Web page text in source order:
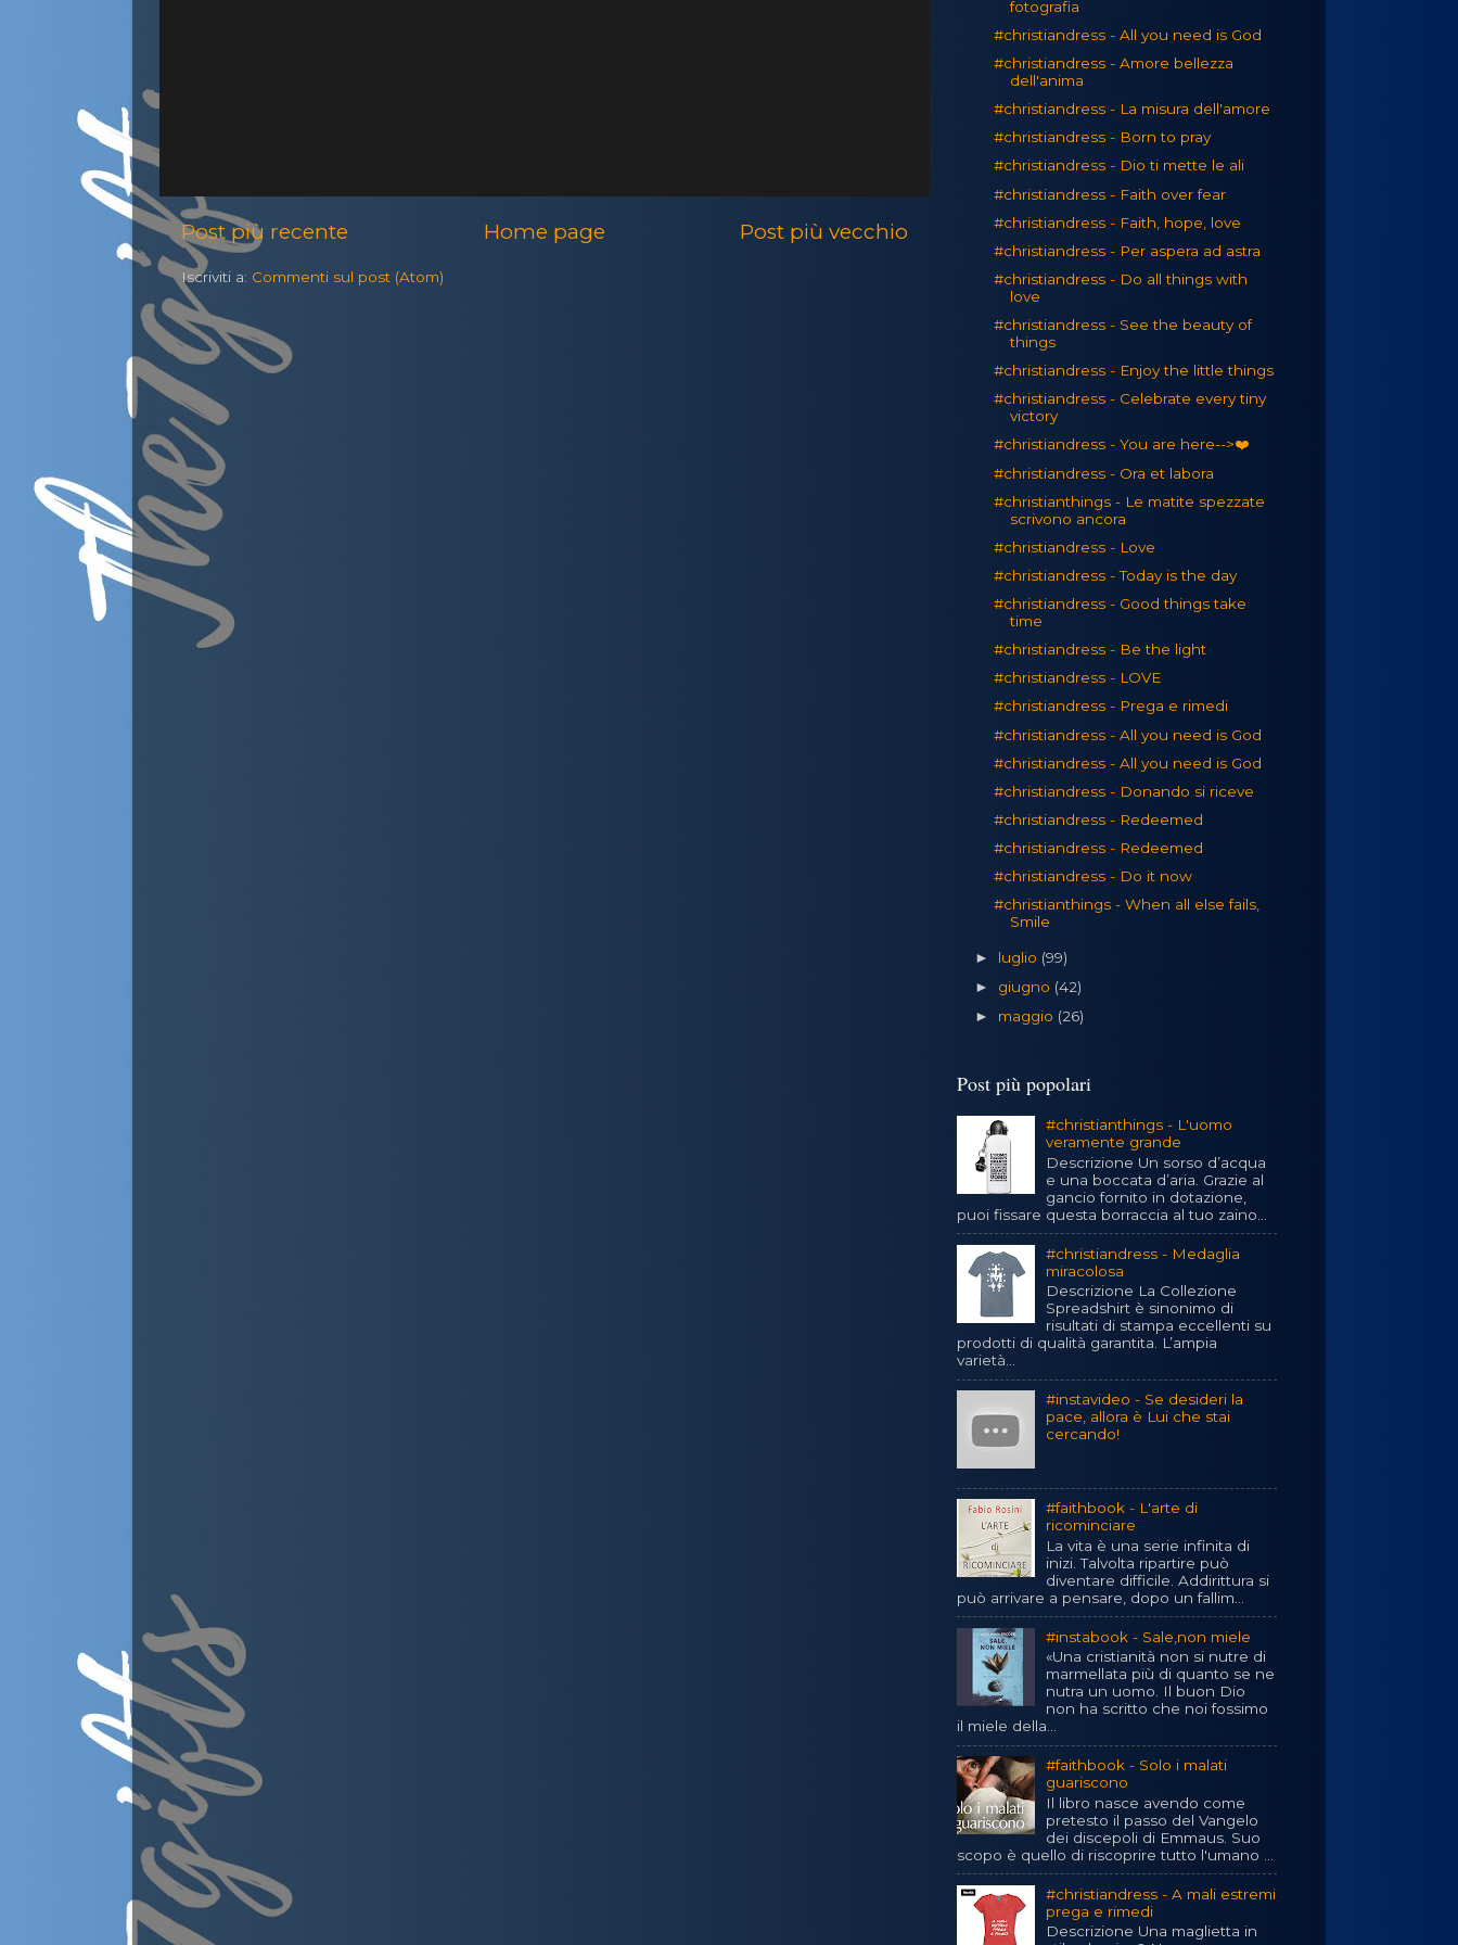
Post più recente Post più vecchio
Home page
Iscriviti a: Commenti sul post (Atom)
fotografia
#christiandress - All you need is God
#christiandress - Amore bellezza
dell'anima
#christiandress - La misura dell'amore
#christiandress - Born to pray
#christiandress - Dio ti mette le ali
#christiandress - Faith over fear
#christiandress - Faith, hope, love
#christiandress - Per aspera ad astra
#christiandress - Do all things with
love
#christiandress - See the beauty of
things
#christiandress - Enjoy the little things
#christiandress - Celebrate every tiny
victory
#christiandress - You are here-->❤️
#christiandress - Ora et labora
#christianthings - Le matite spezzate
scrivono ancora
#christiandress - Love
#christiandress - Today is the day
#christiandress - Good things take
time
#christiandress - Be the light
#christiandress - LOVE
#christiandress - Prega e rimedi
#christiandress - All you need is God
#christiandress - All you need is God
#christiandress - Donando si riceve
#christiandress - Redeemed
#christiandress - Redeemed
#christiandress - Do it now
#christianthings - When all else fails,
Smile
► luglio (99)
► giugno (42)
► maggio (26)
Post più popolari
#christianthings - L'uomo
veramente grande
Descrizione Un sorso d’acqua
e una boccata d’aria. Grazie al
gancio fornito in dotazione,
puoi fissare questa borraccia al tuo zaino...
#christiandress - Medaglia
miracolosa
Descrizione La Collezione
Spreadshirt è sinonimo di
risultati di stampa eccellenti su
prodotti di qualità garantita. L’ampia
varietà...
#instavideo - Se desideri la
pace, allora è Lui che stai
cercando!
#faithbook - L'arte di
ricominciare
La vita è una serie infinita di
inizi. Talvolta ripartire può
diventare difficile. Addirittura si
può arrivare a pensare, dopo un fallim...
#instabook - Sale,non miele
«Una cristianità non si nutre di
marmellata più di quanto se ne
nutra un uomo. Il buon Dio
non ha scritto che noi fossimo
il miele della...
#faithbook - Solo i malati
guariscono
Il libro nasce avendo come
pretesto il passo del Vangelo
dei discepoli di Emmaus. Suo
scopo è quello di riscoprire tutto l'umano ...
#christiandress - A mali estremi
prega e rimedi
Descrizione Una maglietta in